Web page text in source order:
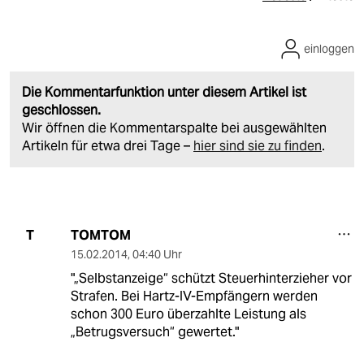
Die Kommentarfunktion unter diesem Artikel ist
geschlossen.
Wir öffnen die Kommentarspalte bei ausgewählten
Artikeln für etwa drei Tage – hier sind sie zu finden.
einloggen
T TOMTOM
15.02.2014, 04:40 Uhr
"„Selbstanzeige“ schützt Steuerhinterzieher vor
Strafen. Bei Hartz-IV-Empfängern werden
schon 300 Euro überzahlte Leistung als
„Betrugsversuch“ gewertet."